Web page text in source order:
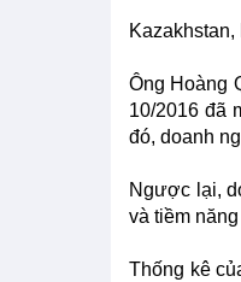
Ông Hoàng
10/2016 đã
đó, doanh
Ngược lại,
và tiềm
Thống kê